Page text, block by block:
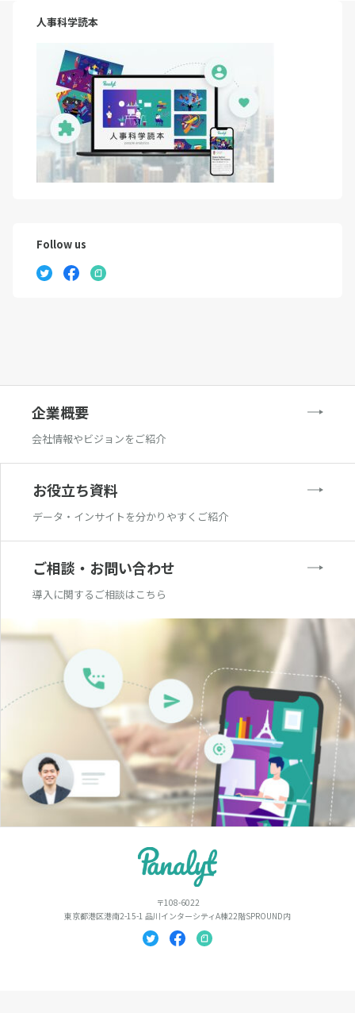
人事科学読本
Follow us
企業概要
会社情報やビジョンをご紹介
お役立ち資料
データ・インサイトを分かりやすくご紹介
ご相談・お問い合わせ
導入に関するご相談はこちら
〒108-6022
東京都港区港南2-15-1 品川インターシティA棟22階SPROUND内